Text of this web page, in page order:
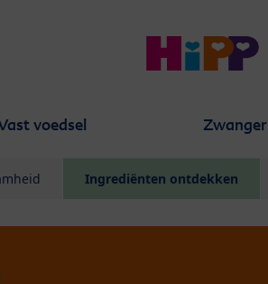
voedsel Zwanger
Ingrediënten ontdekken